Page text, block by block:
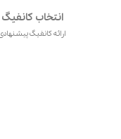
انتخاب کانفیگ
ارائه کانفیگ